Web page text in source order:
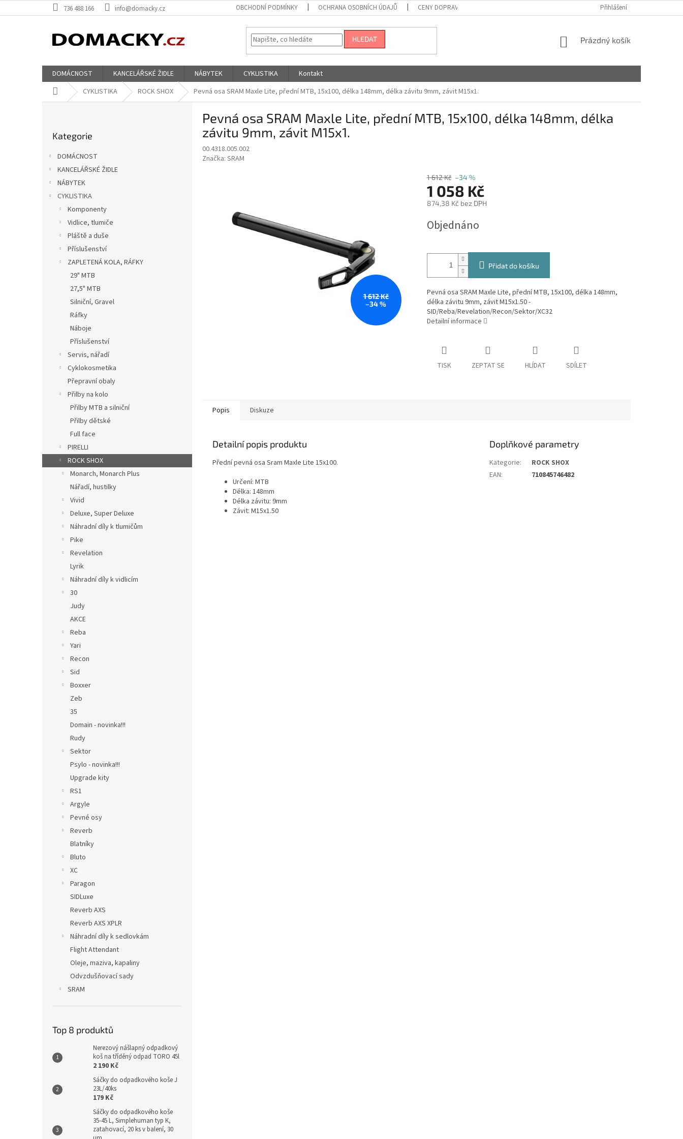
na
736 488 166 info@domacky.cz OBCHODNÍ PODMÍNKY OCHRANA OSOBNÍCH ÚDAJŮ CENY DOPRAVY Přihlášení
HLEDAT
NÁKUPNÍ
Prázdný košík
DOMÁCNOST KANCELÁŘSKÉ ŽIDLE NÁBYTEK CYKLISTIKA
Kontakt
Domů CYKLISTIKA ROCK SHOX Pevná osa SRAM Maxle Lite, přední MTB, 15x100, délka 148mm, délka závitu 9mm, závit M15x1.
kategorie
Kategorie
DOMÁCNOST
KANCELÁŘSKÉ ŽIDLE
NÁBYTEK
CYKLISTIKA
Komponenty
Vidlice, tlumiče
Pláště a duše
Příslušenství
ZAPLETENÁ KOLA, RÁFKY
29" MTB
27,5" MTB
Silniční, Gravel
Ráfky
Náboje
Příslušenství
Servis, nářadí
Cyklokosmetika
Přepravní obaly
Přilby na kolo
Přilby MTB a silniční
Přilby dětské
Full face
PIRELLI
ROCK SHOX
Monarch, Monarch Plus
Nářadí, hustilky
Vivid
Deluxe, Super Deluxe
Náhradní díly k tlumičům
Pike
Revelation
Lyrik
Náhradní díly k vidlicím
30
Judy
AKCE
Reba
Yari
Recon
Sid
Boxxer
Zeb
35
Domain - novinka!!!
Rudy
Sektor
Psylo - novinka!!!
Upgrade kity
RS1
Argyle
Pevné osy
Reverb
Blatníky
Bluto
XC
Paragon
SIDLuxe
Reverb AXS
Reverb AXS XPLR
Náhradní díly k sedlovkám
Flight Attendant
Oleje, maziva, kapaliny
Odvzdušňovací sady
SRAM
Top 8 produktů
Nerezový nášlapný odpadkový
koš na tříděný odpad TORO 45l
2 190 Kč
Sáčky do odpadkového koše J
23L/40ks
179 Kč
Sáčky do odpadkového koše
35-45 L, Simplehuman typ K,
zatahovací, 20 ks v balení, 30
Pevná osa SRAM Maxle Lite, přední MTB, 15x100, délka 148mm, délka
závitu 9mm, závit M15x1.
00.4318.005.002
Značka: SRAM
1 612 Kč
–34 %
1 612 Kč –34 %
1 058 Kč
874,38 Kč bez DPH
cena:
Objednáno
Přidat do košíku
Pevná osa SRAM Maxle Lite, přední MTB, 15x100, délka 148mm,
délka závitu 9mm, závit M15x1.50 -
SID/Reba/Revelation/Recon/Sektor/XC32
Detailní informace
TISK ZEPTAT SE HLÍDAT SDÍLET
Popis Diskuze
Detailní popis produktu
Přední pevná osa Sram Maxle Lite 15x100.
Určení: MTB
Délka: 148mm
Délka závitu: 9mm
Závit: M15x1.50
Doplňkové parametry
Kategorie:
ROCK SHOX
EAN: 710845746482